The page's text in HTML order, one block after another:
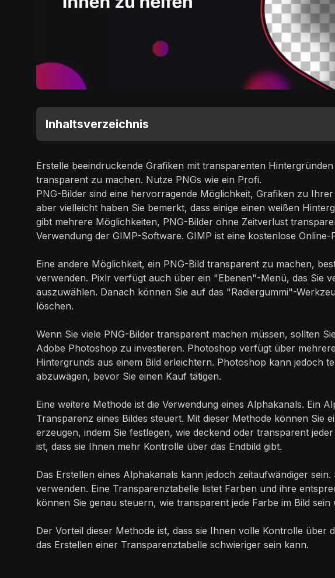
Inhaltsverzeichnis
Erstelle beeindruckende Grafiken mit transparenten
transparent zu machen. Nutze PNGs wie ein Profi.
PNG-Bilder sind eine hervorragende Möglichkeit, Grafiken zu
aber vielleicht haben Sie bemerkt, dass einige einen weißen
gibt mehrere Möglichkeiten, PNG-Bilder ohne Zeitverlust
Verwendung der GIMP-Software. GIMP ist eine kostenlose
Eine andere Möglichkeit, ein PNG-Bild transparent zu machen,
verwenden. Pixlr verfügt auch über ein "Ebenen"-Menü, das Sie
auszuwählen. Danach können Sie auf das "Radiergummi"-
löschen.
Wenn Sie viele PNG-Bilder transparent machen müssen, sollten
Adobe Photoshop zu investieren. Photoshop verfügt über
Hintergrunds aus einem Bild erleichtern. Photoshop kann jedoch
abzuwägen, bevor Sie einen Kauf tätigen.
Eine weitere Methode ist die Verwendung eines Alphakanals. Ein
Transparenz eines Bildes steuert. Mit dieser Methode können Sie
erzeugen, indem Sie festlegen, wie deckend oder transparent
ist, dass sie Ihnen mehr Kontrolle über das Endbild gibt.
Das Erstellen eines Alphakanals kann jedoch zeitaufwändiger
verwenden. Eine Transparenztabelle listet Farben und ihre
können Sie genau steuern, wie transparent jede Farbe im Bild sein
Der Vorteil dieser Methode ist, dass sie Ihnen volle Kontrolle über
das Erstellen einer Transparenztabelle schwieriger sein kann.